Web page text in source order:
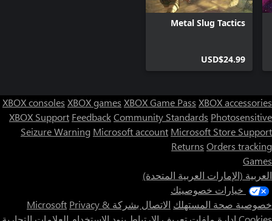
Metal Slug Tactics
USD$24.99
XBOX consoles XBOX games XBOX Game Pass XBOX accessories
XBOX Support FeedbackCommunity Standards Photosensitive
Seizure Warning Microsoft account Microsoft Store Support
Returns Orders tracking
Games
العربية (الإمارات العربية المتحدة)
خيارات خصوصيتك
خصوصية صحة المستهلك الاتصال بشركة Microsoft Privacy &